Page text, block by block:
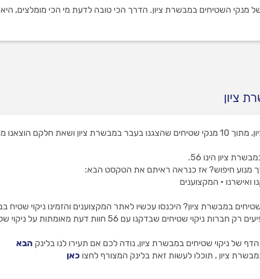
השטיחים במבשרת ציון. הדרך הכי טובה לדעת מי הכי מומלצים, היא
ציון
באתר שלנו תמצאו 1 מנקי שטיחים במבשרת ציון, מתוך 10 מנקי שטיחים שהצגנו בעבר במבשרת ציון
ציון הינו 56.
מנוע חיפוש? אז כנראה ראיתם את הטקסט הבא:
ואישרנו • המקצוענים
במבשרת ציון? היכנסו עכשיו לאתר המקצוענים והזמינו ניקוי
ניקוי שטיחים במבשרת ציון, נודה לכם אם תעירו לנו בלינק הבא
ציון , תוכלו לעשות זאת בלינק המצורף לחצו כאן